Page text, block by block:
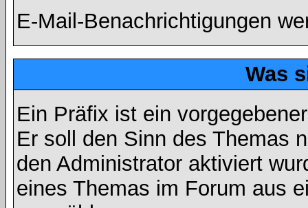
E-Mail-Benachrichtigungen
Was
Ein Präfix ist ein
Er soll den Sinn des Themas
den Administrator aktiviert
eines Themas im Forum aus